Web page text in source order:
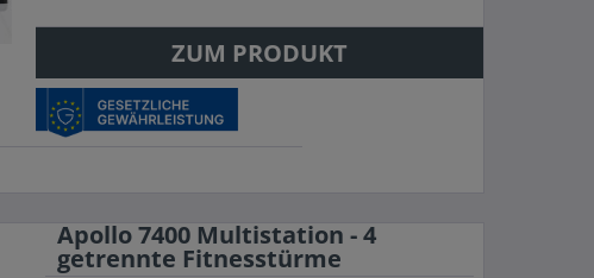
ZUM PRODUKT
Apollo 7400 Multistation - 4
getrennte Fitnesstürme